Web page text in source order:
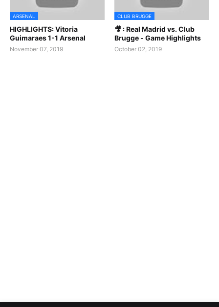
ARSENAL
HIGHLIGHTS: Vitoria
Guimaraes 1-1 Arsenal
November 07, 2019
CLUB BRUGGE
🎥 : Real Madrid vs. Club
Brugge - Game Highlights
October 02, 2019